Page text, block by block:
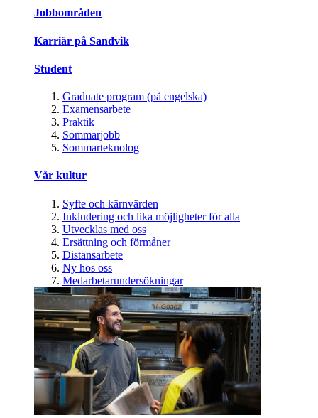
Jobbområden
Karriär på Sandvik
Student
Graduate program (på engelska)
Examensarbete
Praktik
Sommarjobb
Sommarteknolog
Vår kultur
Syfte och kärnvärden
Inkludering och lika möjligheter för alla
Utvecklas med oss
Ersättning och förmåner
Distansarbete
Ny hos oss
Medarbetarundersökningar